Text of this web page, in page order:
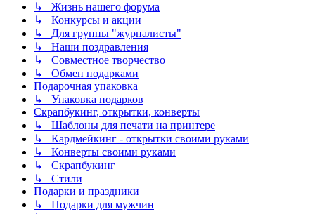
↳ Жизнь нашего форума
↳ Конкурсы и акции
↳ Для группы "журналисты"
↳ Наши поздравления
↳ Совместное творчество
↳ Обмен подарками
Подарочная упаковка
↳ Упаковка подарков
Скрапбукинг, открытки, конверты
↳ Шаблоны для печати на принтере
↳ Кардмейкинг - открытки своими руками
↳ Конверты своими руками
↳ Скрапбукинг
↳ Стили
Подарки и праздники
↳ Подарки для мужчин